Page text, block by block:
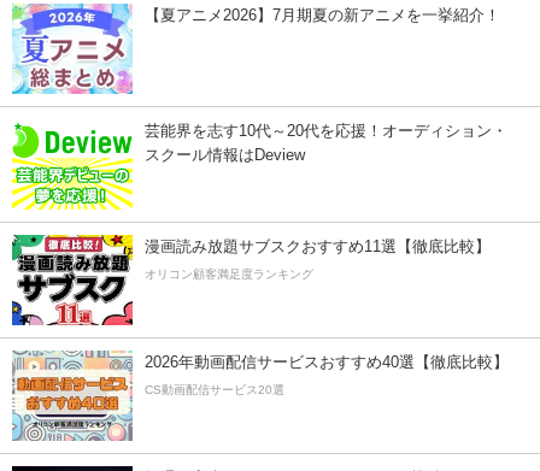
【夏アニメ2026】7月期夏の新アニメを一挙紹介！
芸能界を志す10代～20代を応援！オーディション・
スクール情報はDeview
漫画読み放題サブスクおすすめ11選【徹底比較】
オリコン顧客満足度ランキング
2026年動画配信サービスおすすめ40選【徹底比較】
CS動画配信サービス20選